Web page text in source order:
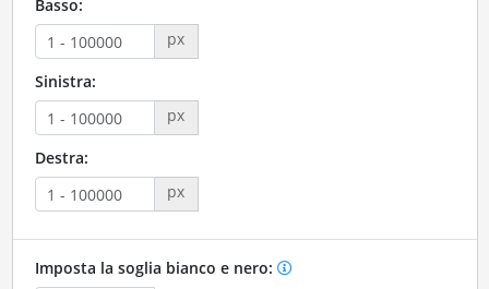
Basso:
px
Sinistra:
px
Destra:
px
Imposta la soglia bianco e nero: